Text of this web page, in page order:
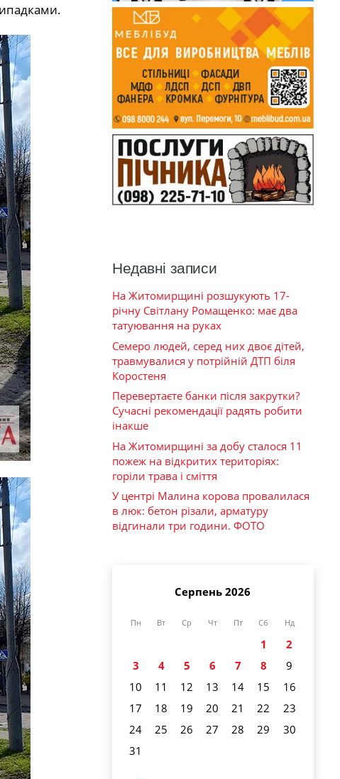
Недавні записи
На Житомирщині розшукують 17-
річну Світлану Ромащенко: має два
татуювання на руках
Семеро людей, серед них двоє дітей,
травмувалися у потрійній ДТП біля
Коростеня
Перевертаєте банки після закрутки?
Сучасні рекомендації радять робити
інакше
На Житомирщині за добу сталося 11
пожеж на відкритих територіях:
горіли трава і сміття
У центрі Малина корова провалилася
в люк: бетон різали, арматуру
відгинали три години. ФОТО
Серпень 2026
Пн Вт Ср Чт Пт Сб Нд
1
2
3
4 5 6 7 8
9
10
11 12 13 14 15
16
17
18 19 20 21 22
23
24
25 26 27 28 29
30
31